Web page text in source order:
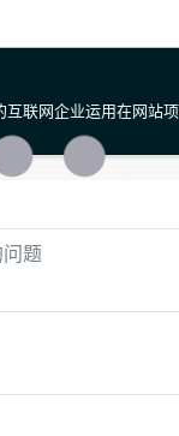
联网企业运用在网站
题